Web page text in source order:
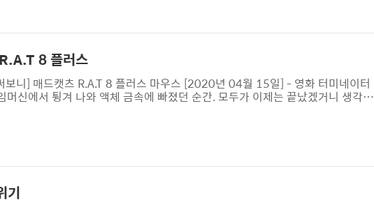
8 플러스
니] 매드캣츠 R.A.T 8 플러스 마우스 [2020년 04월 15일] - 영화 터미네이터
신에서 튕겨 나와 액체 금속에 빠졌던 순간. 모두가 이제는 끝났겠거니 생각했
강해졌다. 생긴 건 똑같았지만 면모는 전혀 다른 기종으로 견고해지면서 수명
던 매드캣츠가 새롭게 제품을 내놨는데 그 제품에서 다른 점을 찾아야 할 정도
기